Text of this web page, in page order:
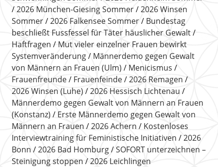
2026 München-Giesing Sommer
2026 Winsen
Sommer
2026 Falkensee Sommer
Bundestag
beschließt Fussfessel für Täter häuslicher Gewalt
Haftfragen
Mut vieler einzelner Frauen bewirkt
Systemveränderung
Männerdemo gegen Gewalt
von Männern an Frauen (Ulm)
Menicismus
Frauenfreunde
Frauenfeinde
2026 Remagen
2026 Winsen (Luhe)
2026 Hessisch Lichtenau
Männerdemo gegen Gewalt von Männern an Frauen
(Konstanz)
Erste Männerdemo gegen Gewalt von
Männern an Frauen
2026 Achern
Kostenloses
Interviewtraining für Feministische Initiativen
2026
Bonn
2026 Bad Homburg
SOFORT unterzeichnen –
Steinigung stoppen
2026 Leichlingen